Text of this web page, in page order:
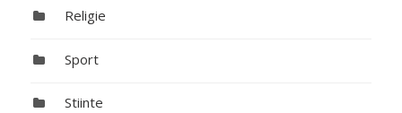
Religie
Sport
Stiinte